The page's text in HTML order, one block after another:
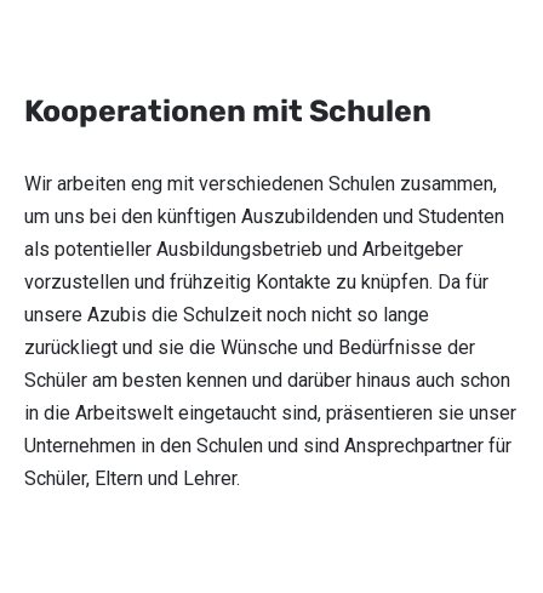
Kooperationen mit Schulen
Wir arbeiten eng mit verschiedenen Schulen zusammen,
um uns bei den künftigen Auszubildenden und Studenten
als potentieller Ausbildungsbetrieb und Arbeitgeber
vorzustellen und frühzeitig Kontakte zu knüpfen. Da für
unsere Azubis die Schulzeit noch nicht so lange
zurückliegt und sie die Wünsche und Bedürfnisse der
Schüler am besten kennen und darüber hinaus auch schon
in die Arbeitswelt eingetaucht sind, präsentieren sie unser
Unternehmen in den Schulen und sind Ansprechpartner für
Schüler, Eltern und Lehrer.